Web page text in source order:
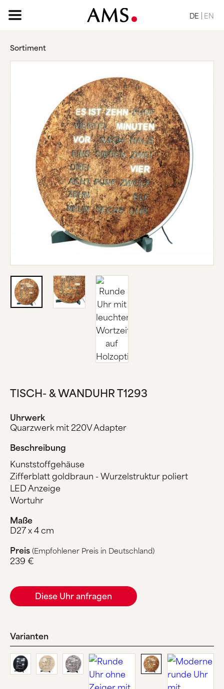
SORTIMENT
BASIC
KLASSISCH
ELEGANT
DESIGN
VINTAGE
NATUR
ANFRAGE
ÜBER UNS
FIRMENGESCHICHTE
SCHWARZWALD
KONTAKT
DE EN
Sortiment
TISCH- & WANDUHR T1293
Uhrwerk
Quarzwerk mit 220V Adapter
Beschreibung
Kunststoffgehäuse
Zifferblatt goldbraun - Wurzelstruktur poliert
LED Anzeige
Wortuhr
Maße
D27 x 4 cm
Preis(Empfohlener Preis in Deutschland)
239 €
Diese Uhr anfragen
Varianten